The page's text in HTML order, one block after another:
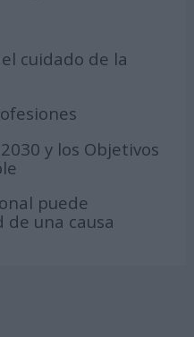
cuidado de la
y los Objetivos
puede
una causa